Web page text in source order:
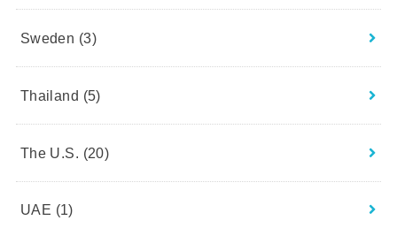
Sweden (3)
Thailand (5)
The U.S. (20)
UAE (1)